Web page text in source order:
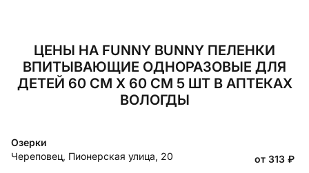
ЦЕНЫ НА FUNNY BUNNY ПЕЛЕНКИ
ВПИТЫВАЮЩИЕ ОДНОРАЗОВЫЕ ДЛЯ
ДЕТЕЙ 60 СМ Х 60 СМ 5 ШТ В АПТЕКАХ
ВОЛОГДЫ
Озерки
Череповец, Пионерская улица, 20 от 313 ₽